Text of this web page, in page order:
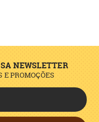
NEWSLETTER
E PROMOÇÕES